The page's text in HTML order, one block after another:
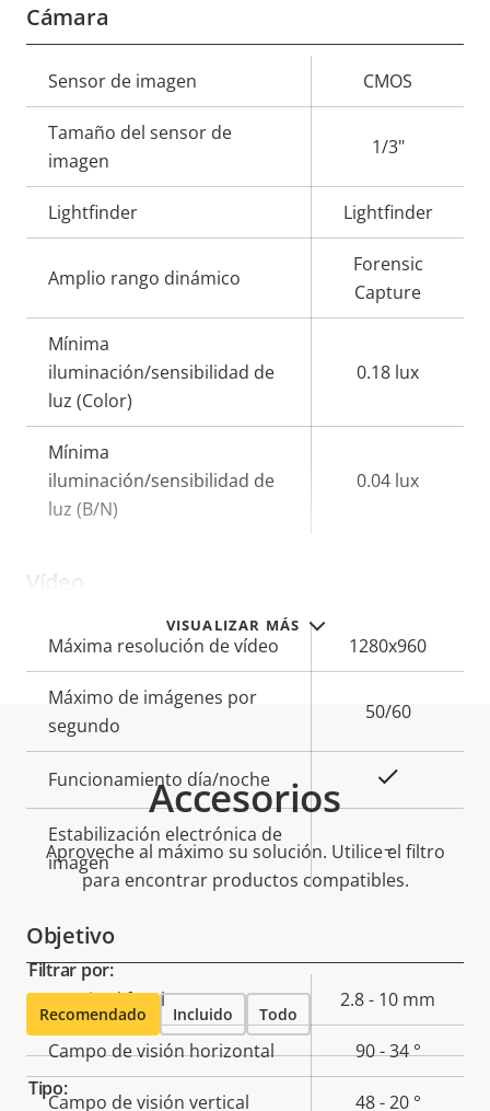
VISUALIZAR MÁS
Cámara
Descripción
de
propiedad
la
propiedad
Sensor de imagen CMOS
Tamaño del sensor de
imagen
1/3"
Lightfinder Lightfinder
Amplio rango dinámico
Forensic
Capture
Mínima
iluminación/sensibilidad de
luz (Color)
0.18 lux
Mínima
iluminación/sensibilidad de
luz (B/N)
0.04 lux
Vídeo
Descripción
de
propiedad
Valor de
la
propiedad
Máxima resolución de vídeo 1280x960
Máximo de imágenes por
segundo
50/60
Funcionamiento día/noche
Estabilización electrónica de
imagen
–
Objetivo
Descripción
de
propiedad
Valor de
la
propiedad
Longitud focal 2.8 - 10 mm
Campo de visión horizontal 90 - 34 °
Campo de visión vertical 48 - 20 °
Accesorios
Aproveche al máximo su solución. Utilice el filtro
para encontrar productos compatibles.
Filtrar por:
Recomendado Incluido Todo
Tipo: